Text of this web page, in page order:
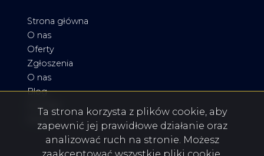
Strona główna
O nas
Oferty
Zgłoszenia
O nas
Blog
Kontakt
Ta strona korzysta z plików cookie, aby
zapewnić jej prawidłowe działanie oraz
analizować ruch na stronie. Możesz
zaakceptować wszystkie pliki cookie,